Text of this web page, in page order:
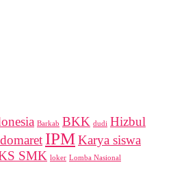
Barkab BKK dudi Hizbul
IPMKarya siswa
SMK loker Lomba Nasional